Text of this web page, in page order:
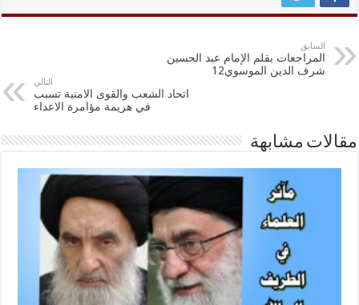
السابق
المراجعات بقلم الإمام عبد الحسين
شرف الدين الموسوي12
التالي
اتحاد الشعب والقوى الامنية تسبب
في هزيمة مؤامرة الاعداء
مقالات مشابهة